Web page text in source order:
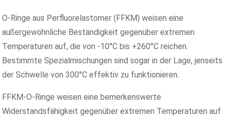
O-Ringe aus Perfluorelastomer (FFKM) weisen eine
außergewöhnliche Beständigkeit gegenüber extremen
Temperaturen auf, die von -10°C bis +260°C reichen.
Bestimmte Spezialmischungen sind sogar in der Lage, jenseits
der Schwelle von 300°C effektiv zu funktionieren.
FFKM-O-Ringe weisen eine bemerkenswerte
Widerstandsfähigkeit gegenüber extremen Temperaturen auf